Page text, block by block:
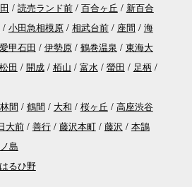
読売ランド前 百合ヶ丘
新百合
小田急相模原 相武台前 座間
海
愛甲石田 伊勢原 鶴巻温泉
東海大
田 開成 栢山 富水 螢田
足柄
間 鶴間 大和 桜ヶ丘
高座渋谷
大前 善行 藤沢本町 藤沢
本鵠
島
はるひ野